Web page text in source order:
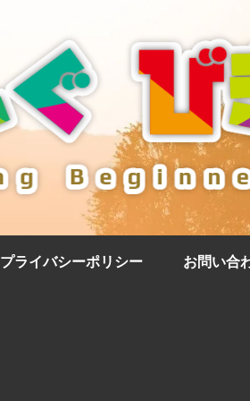
プライバシーポリシー お問い合